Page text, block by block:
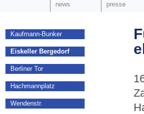
news
presse
Kaufmann-Bunker
Eiskeller Bergedorf
Berliner Tor
Hachmannplatz
Wendenstr.